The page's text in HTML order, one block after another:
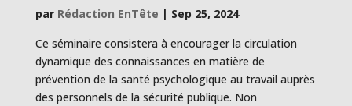
par Rédaction EnTête | Sep 25, 2024
Ce séminaire consistera à encourager la circulation
dynamique des connaissances en matière de
prévention de la santé psychologique au travail auprès
des personnels de la sécurité publique. Non